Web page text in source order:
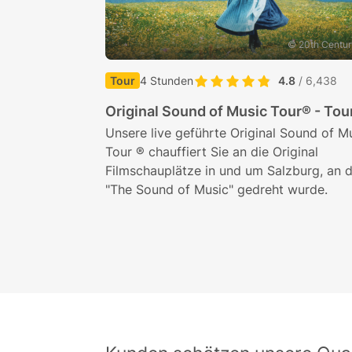
© 20th
Tour 4 Stunden 4.8 / 6,438
Original Sound of Music Tour® -
Unsere live geführte Original Sound of
Tour ® chauffiert Sie an die Original
Filmschauplätze in und um Salzburg, an
"The Sound of Music" gedreht wurde.